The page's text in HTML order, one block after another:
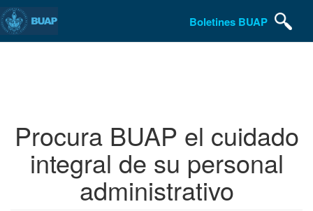
Boletines BUAP
Procura BUAP el cuidado
integral de su personal
administrativo